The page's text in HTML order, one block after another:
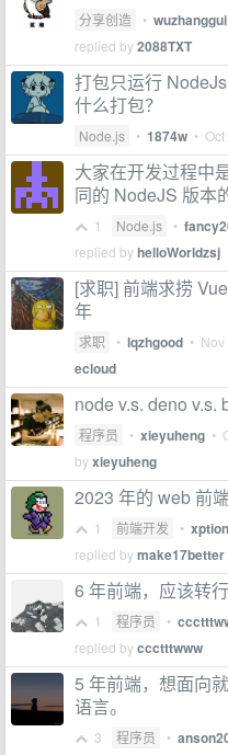
分享创造 • wuzhanggui
replied by2088TXT
打包只运行
什么打包？
Node.js • 1874w •
大家在开发过程中
同的 NodeJS 版本
1 Node.js •
replied byhelloWorldzsj
[求职] 前端求捞
年
求职 • lqzhgood •
ecloud
node v.s. deno v.s.
程序员 • xieyuheng •
byxieyuheng
2023 年的 web 前
1 前端开发 • xption
replied bymake17better
6 年前端，应该转
1 程序员 •
replied byccctttwww
5 年前端，想面向
语言。
3 程序员 •